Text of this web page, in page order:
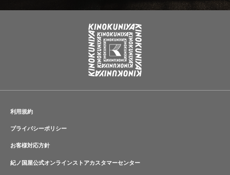
利用規約
プライバシーポリシー
お客様対応方針
紀ノ国屋公式オンラインストアカスタマーセンター